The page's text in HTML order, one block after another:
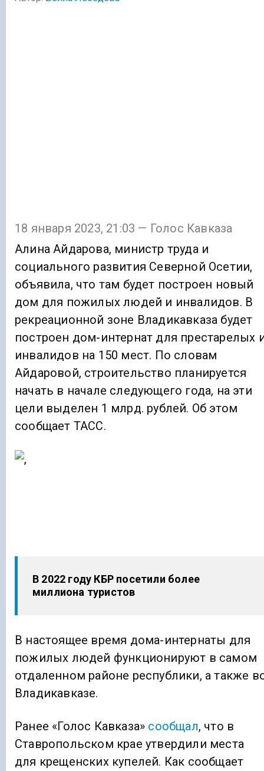
18 января 2023, 21:03 — Голос Кавказа
Алина Айдарова, министр труда и
социального развития Северной Осетии,
объявила, что там будет построен новый
дом для пожилых людей и инвалидов. В
рекреационной зоне Владикавказа будет
построен дом-интернат для престарелых
инвалидов на 150 мест. По словам
Айдаровой, строительство планируется
начать в начале следующего года, на эти
цели выделен 1 млрд. рублей. Об этом
сообщает ТАСС.
В 2022 году КБР посетили более
миллиона туристов
В настоящее время дома-интернаты для
пожилых людей функционируют в самом
отдаленном районе республики, а также
Владикавказе.
Ранее «Голос Кавказа» сообщал, что в
Ставропольском крае утвердили места
для крещенских купелей. Как сообщает